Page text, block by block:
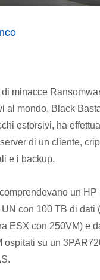
minacce
al mondo, Black
estorsivi, ha
di un cliente,
e i backup.
un
con 100 TB di dati
ESX con 250VM) e
ospitati su un